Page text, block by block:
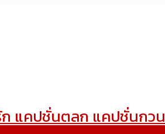
แคปชั่นตลก แคปชั่นกวน